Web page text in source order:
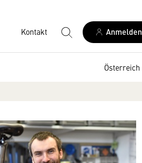
Kontakt Anmelden
Österreich